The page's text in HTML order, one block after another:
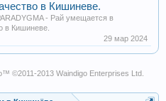
в Кишиневе.
- Рай умещается в
в Кишиневе.
29 мар 2024
™ ©2011-2013 Waindigo Enterprises Ltd.